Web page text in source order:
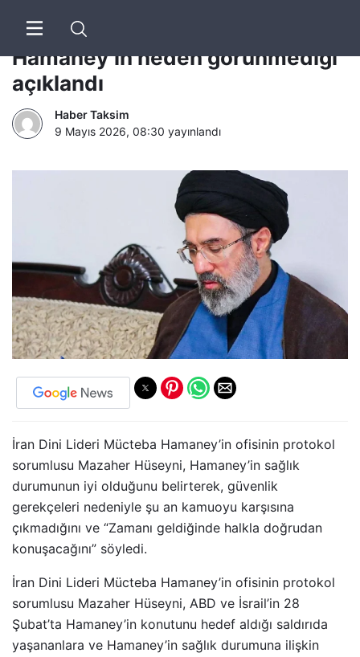
IRNA | İran Dini Lideri
Hamaney’in neden görünmediği
açıklandı
Haber Taksim
9 Mayıs 2026, 08:30 yayınlandı
İran Dini Lideri Mücteba Hamaney’in ofisinin protokol
sorumlusu Mazaher Hüseyni, Hamaney’in sağlık
durumunun iyi olduğunu belirterek, güvenlik
gerekçeleri nedeniyle şu an kamuoyu karşısına
çıkmadığını ve “Zamanı geldiğinde halkla doğrudan
konuşacağını” söyledi.
İran Dini Lideri Mücteba Hamaney’in ofisinin protokol
sorumlusu Mazaher Hüseyni, ABD ve İsrail’in 28
Şubat’ta Hamaney’in konutunu hedef aldığı saldırıda
yaşananlara ve Hamaney’in sağlık durumuna ilişkin